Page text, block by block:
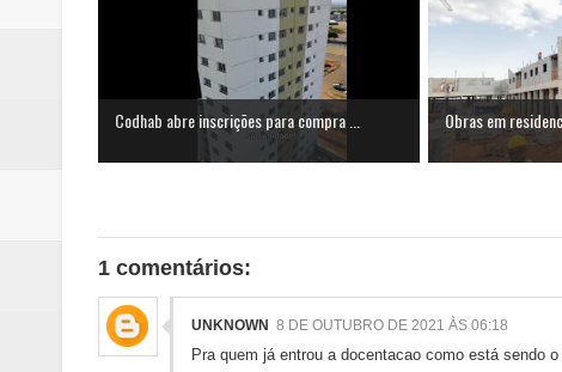
Codhab abre inscrições para compra ... Obras em
1 comentários:
UNKNOWN 8 DE OUTUBRO DE 2021 ÀS 06:18
Pra quem já entrou a docentacao como está sendo